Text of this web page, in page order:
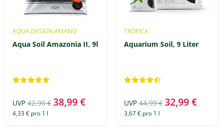
AQUA DESIGN AMANO
Aqua Soil Amazonia II, 9l
UVP 42,90 € 38,99 €
4,33 € pro 1 l
TROPICA
Aquarium Soil, 9 Liter
UVP 44,99 € 32,99 €
3,67 € pro 1 l